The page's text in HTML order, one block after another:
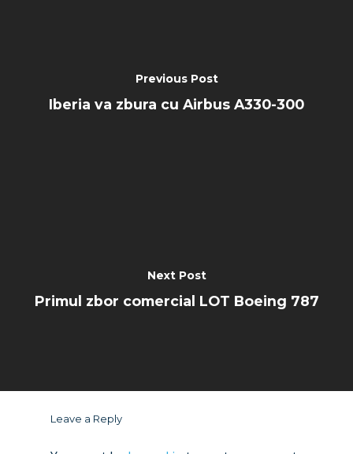
Previous Post
Iberia va zbura cu Airbus A330-300
Next Post
Primul zbor comercial LOT Boeing 787
Leave a Reply